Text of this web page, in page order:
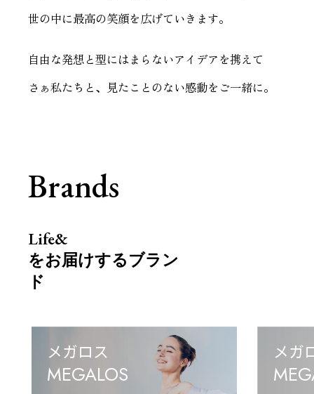
世の中に最高の笑顔を広げていきます。
自由な発想と型にはまらないアイデアを携えて
さぁ私たちと、見たことのない感動をご一緒に。
Brands
Life&
をお届けするブラン
ド
メガロス
MEGALOS
メガ